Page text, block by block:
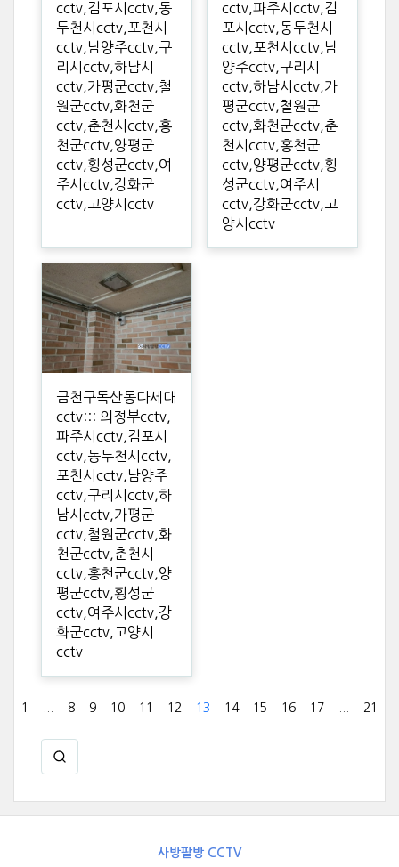
cctv,김포시cctv,동
두천시cctv,포천시
cctv,남양주cctv,구
리시cctv,하남시
cctv,가평군cctv,철
원군cctv,화천군
cctv,춘천시cctv,홍
천군cctv,양평군
cctv,횡성군cctv,여
주시cctv,강화군
cctv,고양시cctv
cctv,파주시cctv,김
포시cctv,동두천시
cctv,포천시cctv,남
양주cctv,구리시
cctv,하남시cctv,가
평군cctv,철원군
cctv,화천군cctv,춘
천시cctv,홍천군
cctv,양평군cctv,횡
성군cctv,여주시
cctv,강화군cctv,고
양시cctv
금천구독산동다세대
cctv::: 의정부cctv,
파주시cctv,김포시
cctv,동두천시cctv,
포천시cctv,남양주
cctv,구리시cctv,하
남시cctv,가평군
cctv,철원군cctv,화
천군cctv,춘천시
cctv,홍천군cctv,양
평군cctv,횡성군
cctv,여주시cctv,강
화군cctv,고양시
cctv
1 8 9 10 11 12 13 14 15 16 17 21
사방팔방 CCTV